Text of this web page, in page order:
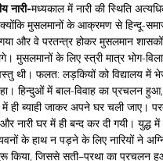
नारी-मध्यकाल में नारी की स्थिति
क्योंकि मुसलमानों के आक्रमण से हिन्दू-
और वे परतन्त्र होकर मुसलमान
मुसलमानों के लिए स्त्री मात्र भोग-
थी। फलत: लड़कियों को विद्यालय में
हिन्दुओं में बाल-विवाह का प्रचलन
ही ब्याही जाकर अपने घर चली जाए।
नारी घर में ही बन्द कर दी गयी। युद्ध में
के हाथ न पड़ने के लिए नारियों ने
किया, जिससे सती–प्रथा का प्रचलन